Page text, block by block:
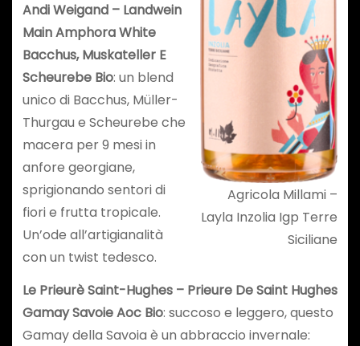
Agricola Millami –
Layla Inzolia Igp Terre
Siciliane
Andi Weigand – Landwein
Main Amphora White
Bacchus, Muskateller E
Scheurebe Bio: un blend
unico di Bacchus, Müller-
Thurgau e Scheurebe che
macera per 9 mesi in
anfore georgiane,
sprigionando sentori di
fiori e frutta tropicale.
Un’ode all’artigianalità
con un twist tedesco.
Le Prieurè Saint-Hughes – Prieure De Saint Hughes
Gamay Savoie Aoc Bio: succoso e leggero, questo
Gamay della Savoia è un abbraccio invernale: